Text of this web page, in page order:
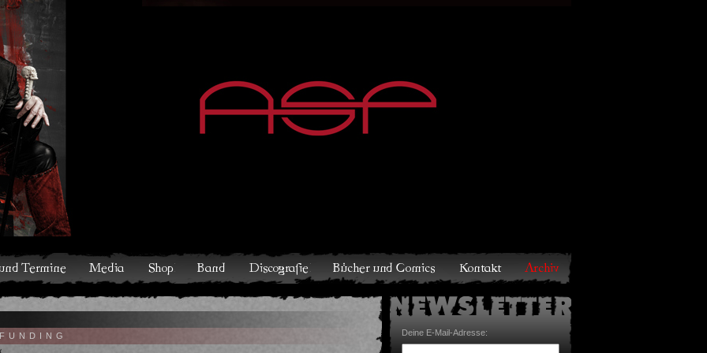
Band Discografie Bücher und Comics Kontakt Archiv
Deine E-Mail-Adresse: